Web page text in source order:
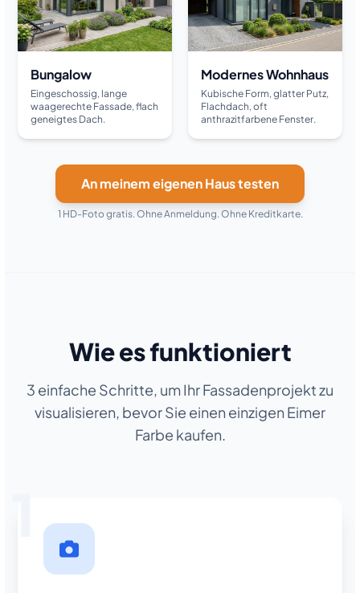
Bungalow
Eingeschossig, lange
waagerechte Fassade, flach
geneigtes Dach.
Modernes Wohnhaus
Kubische Form, glatter Putz,
Flachdach, oft
anthrazitfarbene Fenster.
An meinem eigenen Haus testen
1 HD-Foto gratis. Ohne Anmeldung. Ohne Kreditkarte.
Wie es funktioniert
3 einfache Schritte, um Ihr Fassadenprojekt zu
visualisieren, bevor Sie einen einzigen Eimer
Farbe kaufen.